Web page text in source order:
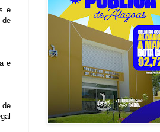
e
de
e
de